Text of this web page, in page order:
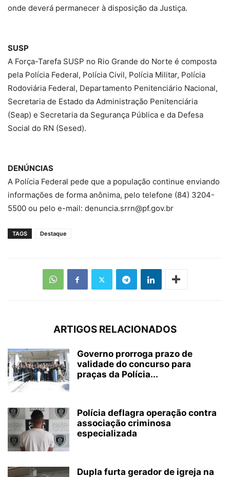
onde deverá permanecer à disposição da Justiça.
SUSP
A Força-Tarefa SUSP no Rio Grande do Norte é composta
pela Polícia Federal, Polícia Civil, Polícia Militar, Polícia
Rodoviária Federal, Departamento Penitenciário Nacional,
Secretaria de Estado da Administração Penitenciária
(Seap) e Secretaria da Segurança Pública e da Defesa
Social do RN (Sesed).
DENÚNCIAS
A Polícia Federal pede que a população continue enviando
informações de forma anônima, pelo telefone (84) 3204-
5500 ou pelo e-mail: denuncia.srrn@pf.gov.br
TAGS Destaque
ARTIGOS RELACIONADOS
Governo prorroga prazo de
validade do concurso para
praças da Polícia...
Polícia deflagra operação contra
associação criminosa
especializada
Dupla furta gerador de igreja na